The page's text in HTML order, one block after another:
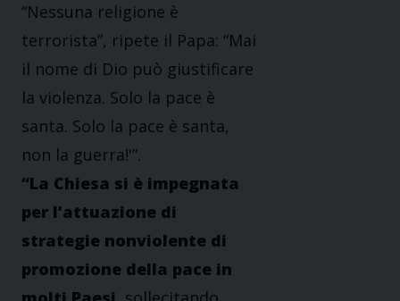
“Nessuna religione è
terrorista”, ripete il Papa: “Mai
il nome di Dio può giustificare
la violenza. Solo la pace è
santa. Solo la pace è santa,
non la guerra!'”.
“La Chiesa si è impegnata
per l’attuazione di
strategie nonviolente di
promozione della pace in